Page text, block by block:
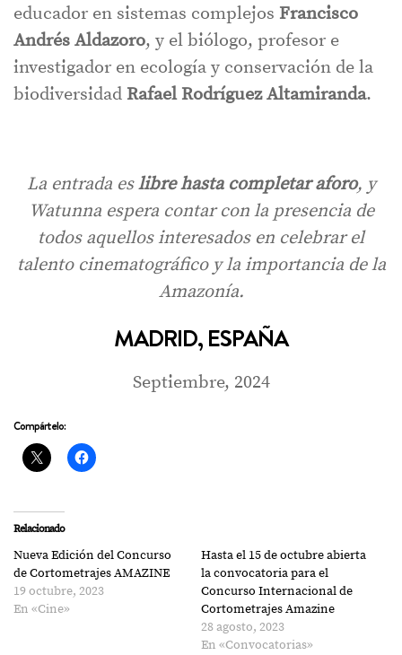
educador en sistemas complejos Francisco
Andrés Aldazoro, y el biólogo, profesor e
investigador en ecología y conservación de la
biodiversidad Rafael Rodríguez Altamiranda.
La entrada eslibre hasta completar aforo, y
Watunna espera contar con la presencia de
todos aquellos interesados en celebrar el
talento cinematográfico y la importancia de la
Amazonía.
MADRID, ESPAÑA
Septiembre, 2024
Compártelo:
Relacionado
Nueva Edición del Concurso
de Cortometrajes AMAZINE
19 octubre, 2023
En «Cine»
Hasta el 15 de octubre abierta
la convocatoria para el
Concurso Internacional de
Cortometrajes Amazine
28 agosto, 2023
En «Convocatorias»